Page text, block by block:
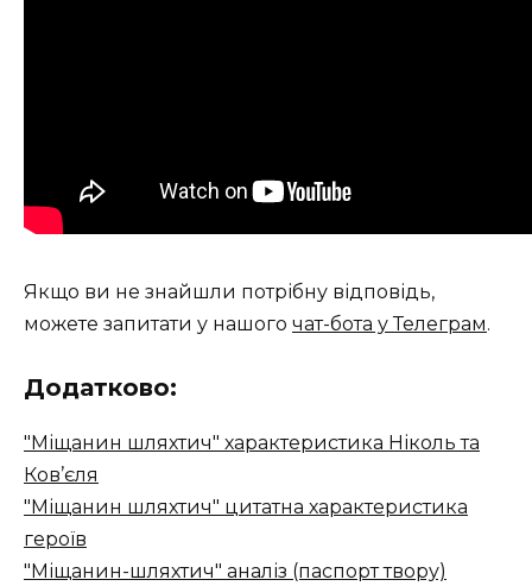
Якщо ви не знайшли потрібну відповідь,
можете запитати у нашого чат-бота у Телеграм.
Додатково:
"Міщанин шляхтич" характеристика Ніколь та
Ков’єля
"Міщанин шляхтич" цитатна характеристика
героїв
"Міщанин-шляхтич" аналіз (паспорт твору)